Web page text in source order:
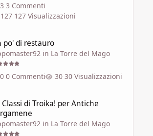
3 Commenti
127 Visualizzazioni
po' di restauro
in La Torre del Mago
0 Commenti 30 Visualizzazioni
Classi di Troika! per Antiche
in La Torre del Mago